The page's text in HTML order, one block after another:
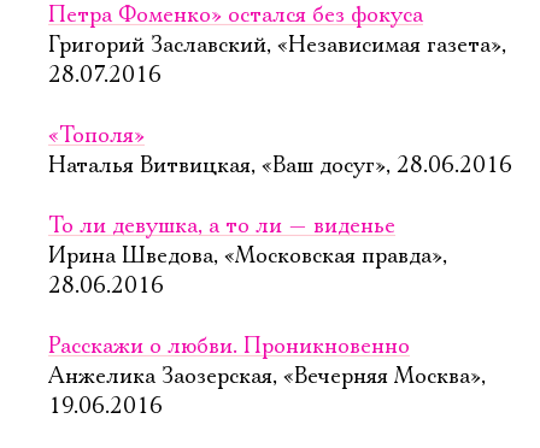
Петра Фоменко» остался без фокуса
Григорий Заславский, «Независимая газета»,
28.07.2016
«Тополя»
Наталья Витвицкая, «Ваш досуг», 28.06.2016
То ли девушка, а то ли — виденье
Ирина Шведова, «Московская правда»,
28.06.2016
Расскажи о любви. Проникновенно
Анжелика Заозерская, «Вечерняя Москва»,
19.06.2016